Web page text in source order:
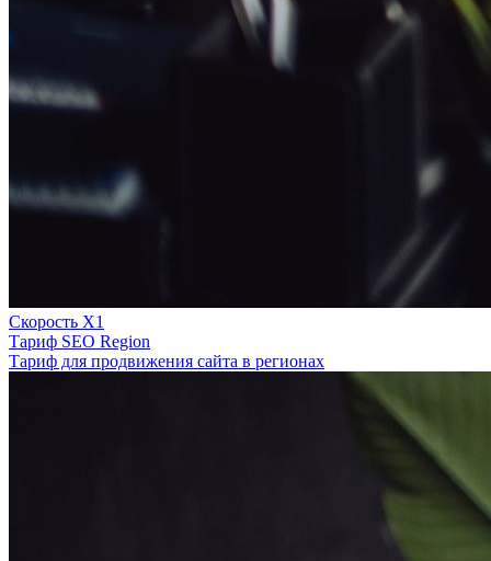
Скорость Х1
Тариф SEO Region
Тариф для продвижения сайта в регионах